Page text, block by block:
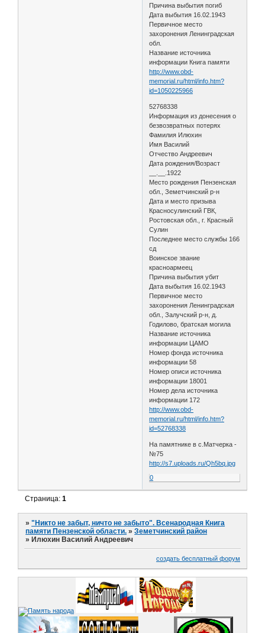
Причина выбытия погиб
Дата выбытия 16.02.1943
Первичное место
захоронения Ленинградская
обл.
Название источника
информации Книга памяти
http://www.obd-
memorial.ru/html/info.htm?
id=1050225966
52768338
Информация из донесения о
безвозвратных потерях
Фамилия Илюхин
Имя Василий
Отчество Андреевич
Дата рождения/Возраст
__.__.1922
Место рождения Пензенская
обл., Земетчинский р-н
Дата и место призыва
Красносулинский ГВК,
Ростовская обл., г. Красный
Сулин
Последнее место службы 166
сд
Воинское звание
красноармеец
Причина выбытия убит
Дата выбытия 16.02.1943
Первичное место
захоронения Ленинградская
обл., Залучский р-н, д.
Годилово, братская могила
Название источника
информации ЦАМО
Номер фонда источника
информации 58
Номер описи источника
информации 18001
Номер дела источника
информации 172
http://www.obd-
memorial.ru/html/info.htm?
id=52768338
На памятнике в с.Матчерка -
№75
http://s7.uploads.ru/Qh5bq.jpg
0
Страница:1
»"Никто не забыт, ничто не забыто". Всенародная Книга
памяти Пензенской области. »Земетчинский район
» Илюхин Василий Андреевич
создать бесплатный форум